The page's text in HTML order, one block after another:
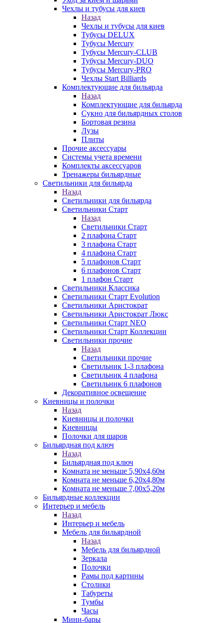
Чехлы и тубусы для киев
Назад
Чехлы и тубусы для киев
Тубусы DELUX
Тубусы Mercury
Тубусы Mercury-CLUB
Тубусы Mercury-DUO
Тубусы Mercury-PRO
Чехлы Start Billiards
Комплектующие для бильярда
Назад
Комплектующие для бильярда
Сукно для бильярдных столов
Бортовая резина
Лузы
Плиты
Прочие аксессуары
Системы учета времени
Комплекты аксессуаров
Тренажеры бильярдные
Светильники для бильярда
Назад
Светильники для бильярда
Светильники Старт
Назад
Светильники Старт
2 плафона Старт
3 плафона Старт
4 плафона Старт
5 плафонов Старт
6 плафонов Старт
1 плафон Старт
Светильники Классика
Светильники Старт Evolution
Светильники Аристократ
Светильники Аристократ Люкс
Светильники Старт NEO
Светильники Старт Коллекции
Светильники прочие
Назад
Светильники прочие
Светильник 1-3 плафона
Светильник 4 плафона
Светильник 6 плафонов
Декоративное освещение
Киевницы и полочки
Назад
Киевницы и полочки
Киевницы
Полочки для шаров
Бильярдная под ключ
Назад
Бильярдная под ключ
Комната не меньше 5,90х4,60м
Комната не меньше 6,20х4,80м
Комната не меньше 7,00х5,20м
Бильярдные коллекции
Интерьер и мебель
Назад
Интерьер и мебель
Мебель для бильярдной
Назад
Мебель для бильярдной
Зеркала
Полочки
Рамы под картины
Столики
Табуреты
Тумбы
Часы
Мини-бары